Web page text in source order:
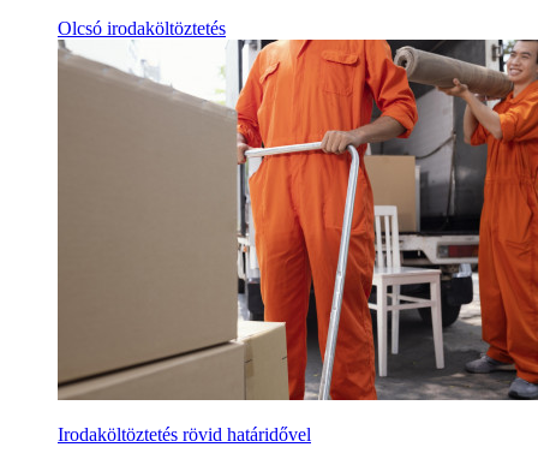
Olcsó irodaköltöztetés
Irodaköltöztetés rövid határidővel